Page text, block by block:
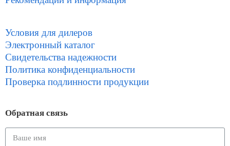
Условия для дилеров
Электронный каталог
Свидетельства надежности
Политика конфиденциальности
Проверка подлинности продукции
Обратная связь